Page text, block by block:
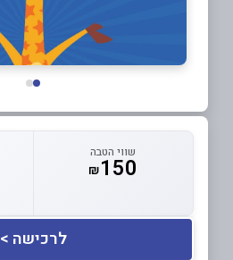
שווי הטבה
₪150
לרכישה >